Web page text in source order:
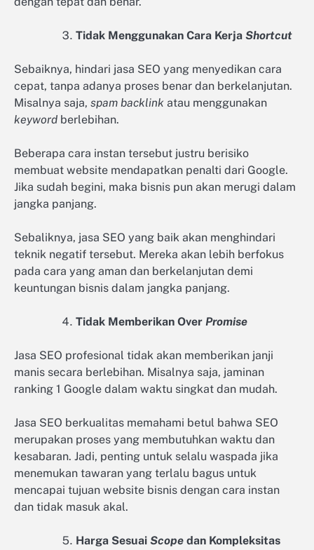
Tidak Menggunakan Cara Kerja Shortcut
Sebaiknya, hindari jasa SEO yang menyedikan cara
cepat, tanpa adanya proses benar dan berkelanjutan.
Misalnya saja, spam backlink atau menggunakan
keyword berlebihan.
Beberapa cara instan tersebut justru berisiko
membuat website mendapatkan penalti dari Google.
Jika sudah begini, maka bisnis pun akan merugi dalam
jangka panjang.
Sebaliknya, jasa SEO yang baik akan menghindari
teknik negatif tersebut. Mereka akan lebih berfokus
pada cara yang aman dan berkelanjutan demi
keuntungan bisnis dalam jangka panjang.
Tidak Memberikan Over Promise
Jasa SEO profesional tidak akan memberikan janji
manis secara berlebihan. Misalnya saja, jaminan
ranking 1 Google dalam waktu singkat dan mudah.
Jasa SEO berkualitas memahami betul bahwa SEO
merupakan proses yang membutuhkan waktu dan
kesabaran. Jadi, penting untuk selalu waspada jika
menemukan tawaran yang terlalu bagus untuk
mencapai tujuan website bisnis dengan cara instan
dan tidak masuk akal.
Harga Sesuai Scope dan Kompleksitas